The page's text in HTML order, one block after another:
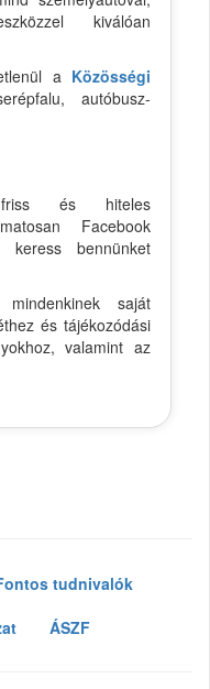
kiválóan
a Közösségi
autóbusz-
friss és hiteles
Facebook
keress bennünket
saját
és tájékozódási
valamint az
tudnivalók
ÁSZF